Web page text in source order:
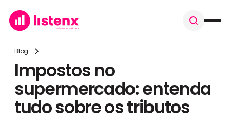
Blog
Impostos no
supermercado: entenda
tudo sobre os tributos